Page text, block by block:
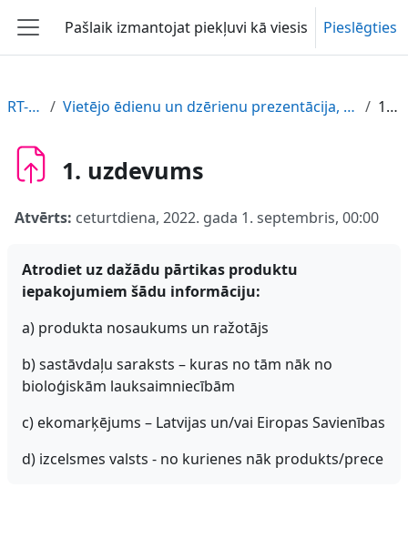
Sānu panelis
Pašlaik izmantojat piekļuvi kā viesis Pieslēgties
RT-PARTIKA-LV Vietējo ēdienu un dzērienu prezentācija, izceļot zaļās ražošanas metodes. Kā efektīvi pasniegt vietējos ēdienus un dzērienus. 1. uzdevums
1. uzdevums
Atvērts: ceturtdiena, 2022. gada 1. septembris, 00:00
Atrodiet uz dažādu pārtikas produktu
iepakojumiem šādu informāciju:
a) produkta nosaukums un ražotājs
b) sastāvdaļu saraksts – kuras no tām nāk no
bioloģiskām lauksaimniecībām
c) ekomarķējums – Latvijas un/vai Eiropas Savienības
d) izcelsmes valsts - no kurienes nāk produkts/prece